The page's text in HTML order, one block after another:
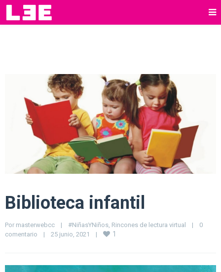
Biblioteca infantil
Por masterwebcc | #NiñasYNiños Rincones de lectura virtual |
0
comentario
| 25 junio, 2021 | 1